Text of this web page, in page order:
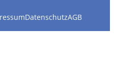
DatenschutzAGB